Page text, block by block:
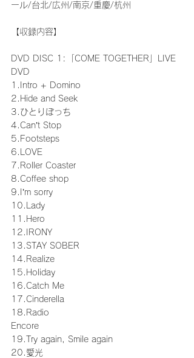
ール/台北/広州/南京/重慶/杭州
【収録内容】
DVD DISC 1:「COME TOGETHER」LIVE
DVD
1.Intro + Domino
2.Hide and Seek
3.ひとりぼっち
4.Can’t Stop
5.Footsteps
6.LOVE
7.Roller Coaster
8.Coffee shop
9.I’m sorry
10.Lady
11.Hero
12.IRONY
13.STAY SOBER
14.Realize
15.Holiday
16.Catch Me
17.Cinderella
18.Radio
Encore
19.Try again, Smile again
20.愛光